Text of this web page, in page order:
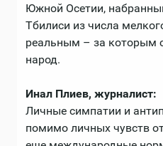
Южной Осетии,
Тбилиси из числа
реальным – за которым
народ.
Инал Плиев, журналист:
Личные симпатии и
помимо личных чувств